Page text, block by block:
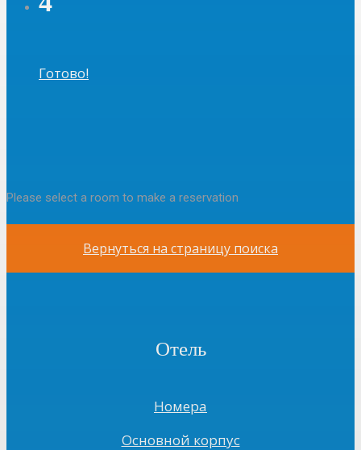
Готово!
Please select a room to make a reservation
Вернуться на страницу поиска
Отель
Номера
Основной корпус